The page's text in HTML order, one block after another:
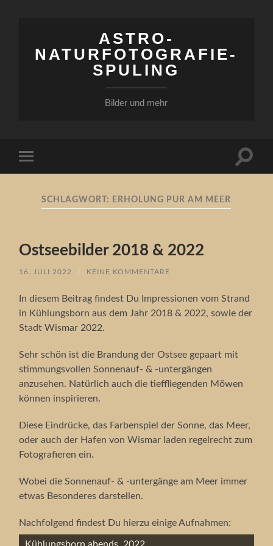
ASTRO-
NATURFOTOGRAFIE-
SPULING
Bilder und mehr
Menü
SCHLAGWORT: ERHOLUNG PUR AM MEER
Ostseebilder 2018 & 2022
16. JULI 2022 / KEINE KOMMENTARE
In diesem Beitrag findest Du Impressionen vom Strand
in Kühlungsborn aus dem Jahr 2018 & 2022, sowie der
Stadt Wismar 2022.
Sehr schön ist die Brandung der Ostsee gepaart mit
stimmungsvollen Sonnenauf- & -untergängen
anzusehen. Natürlich auch die tieffliegenden Möwen
können inspirieren.
Diese Eindrücke, das Farbenspiel der Sonne, das Meer,
oder auch der Hafen von Wismar laden regelrecht zum
Fotografieren ein.
Wobei die Sonnenauf- & -untergänge am Meer immer
etwas Besonderes darstellen.
Nachfolgend findest Du hierzu einige Aufnahmen: